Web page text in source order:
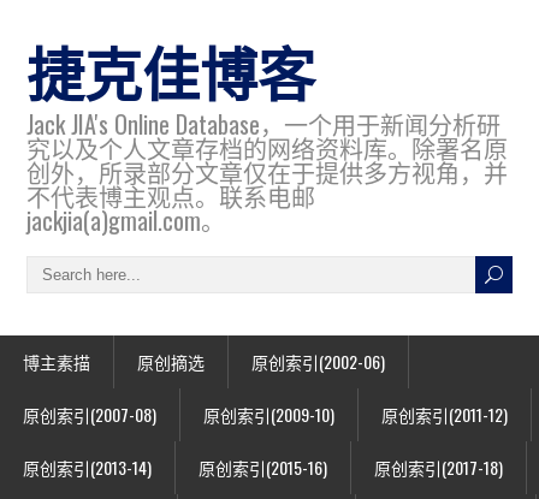
捷克佳博客
Jack JIA's Online Database，一个用于新闻分析研
究以及个人文章存档的网络资料库。除署名原
创外，所录部分文章仅在于提供多方视角，并
不代表博主观点。联系电邮
jackjia(a)gmail.com。
博主素描 原创摘选 原创索引(2002-06)
原创索引(2007-08) 原创索引(2009-10) 原创索引(2011-12)
原创索引(2013-14) 原创索引(2015-16) 原创索引(2017-18)